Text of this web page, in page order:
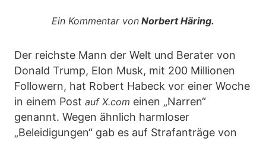
Ein Kommentar von Norbert Häring.
Der reichste Mann der Welt und Berater von
Donald Trump, Elon Musk, mit 200 Millionen
Followern, hat Robert Habeck vor einer Woche
in einem Post auf X.com einen „Narren“
genannt. Wegen ähnlich harmloser
„Beleidigungen“ gab es auf Strafanträge von